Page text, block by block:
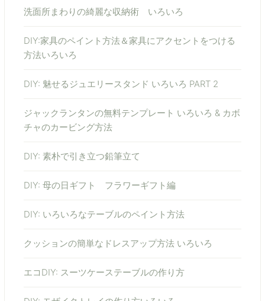
洗面所まわりの綺麗な収納術 いろいろ
DIY:家具のペイント方法＆家具にアクセントをつける
方法いろいろ
DIY: 魅せるジュエリースタンド いろいろ PART 2
ジャックランタンの無料テンプレート いろいろ & カボ
チャのカービング方法
DIY: 素朴で引き立つ鉛筆立て
DIY: 母の日ギフト フラワーギフト編
DIY: いろいろなテーブルのペイント方法
クッションの簡単なドレスアップ方法 いろいろ
エコDIY: スーツケーステーブルの作り方